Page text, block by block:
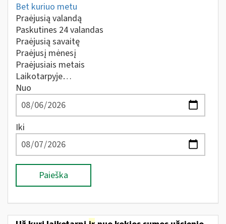
Bet kuriuo metu
Praėjusią valandą
Paskutines 24 valandas
Praėjusią savaitę
Praėjusį mėnesį
Praėjusiais metais
Laikotarpyje…
Nuo
Iki
Paieška